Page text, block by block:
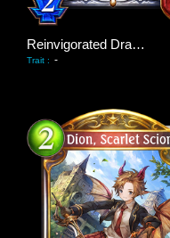
Reinvigorated Dragoon
Trait : -